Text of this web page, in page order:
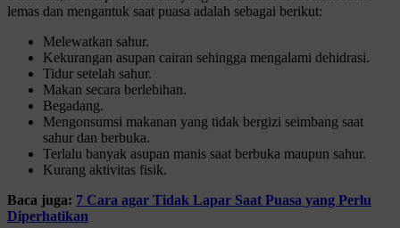
lemas dan mengantuk saat puasa adalah sebagai berikut:
Melewatkan sahur.
Kekurangan asupan cairan sehingga mengalami dehidrasi.
Tidur setelah sahur.
Makan secara berlebihan.
Begadang.
Mengonsumsi makanan yang tidak bergizi seimbang saat
sahur dan berbuka.
Terlalu banyak asupan manis saat berbuka maupun sahur.
Kurang aktivitas fisik.
Baca juga: 7 Cara agar Tidak Lapar Saat Puasa yang Perlu
Diperhatikan